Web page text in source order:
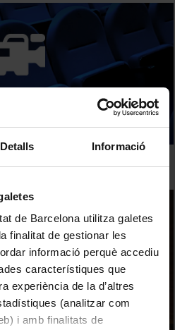
Detalls Informació
de Barcelona utilitza galetes
finalitat de gestionar les
informació perquè accediu
característiques que
experiència de la d’altres
(analitzar com
i amb finalitats de